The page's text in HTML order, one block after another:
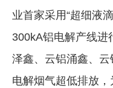
业首家采用“超细液
300kA铝电解产线进
泽鑫、云铝涌鑫、
电解烟气超低排放